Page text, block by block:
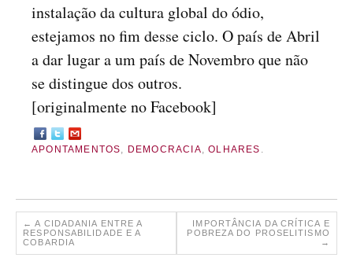
instalação da cultura global do ódio,
estejamos no fim desse ciclo. O país de Abril
a dar lugar a um país de Novembro que não
se distingue dos outros.
[originalmente no Facebook]
APONTAMENTOS, DEMOCRACIA,OLHARES .
← A CIDADANIA ENTRE A
RESPONSABILIDADE E A
COBARDIA
IMPORTÂNCIA DA CRÍTICA E
POBREZA DO PROSELITISMO
→